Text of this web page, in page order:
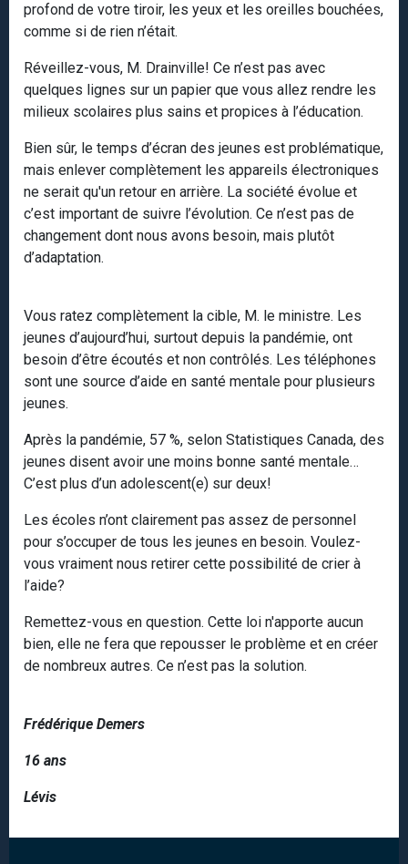
profond de votre tiroir, les yeux et les oreilles bouchées,
comme si de rien n’était.
Réveillez-vous, M. Drainville! Ce n’est pas avec
quelques lignes sur un papier que vous allez rendre les
milieux scolaires plus sains et propices à l’éducation.
Bien sûr, le temps d’écran des jeunes est problématique,
mais enlever complètement les appareils électroniques
ne serait qu'un retour en arrière. La société évolue et
c’est important de suivre l’évolution. Ce n’est pas de
changement dont nous avons besoin, mais plutôt
d’adaptation.
Vous ratez complètement la cible, M. le ministre. Les
jeunes d’aujourd’hui, surtout depuis la pandémie, ont
besoin d’être écoutés et non contrôlés. Les téléphones
sont une source d’aide en santé mentale pour plusieurs
jeunes.
Après la pandémie, 57 %, selon Statistiques Canada, des
jeunes disent avoir une moins bonne santé mentale…
C’est plus d’un adolescent(e) sur deux!
Les écoles n’ont clairement pas assez de personnel
pour s’occuper de tous les jeunes en besoin. Voulez-
vous vraiment nous retirer cette possibilité de crier à
l’aide?
Remettez-vous en question. Cette loi n'apporte aucun
bien, elle ne fera que repousser le problème et en créer
de nombreux autres. Ce n’est pas la solution.
Frédérique Demers
16 ans
Lévis